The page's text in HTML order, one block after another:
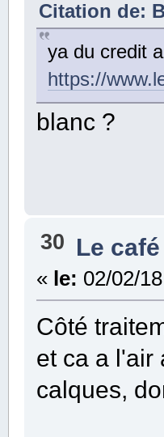
Citation de:
ya du credit
https://
blanc ?
30 Le
« le: 02/02/
Côté
et ca a l'air
calques,